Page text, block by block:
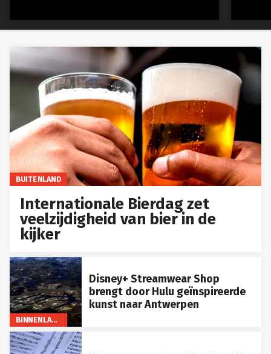
BUITENLAND
Internationale Bierdag zet
veelzijdigheid van bier in de
kijker
BINNENLAND
Disney+ Streamwear Shop
brengt door Hulu geïnspireerde
kunst naar Antwerpen